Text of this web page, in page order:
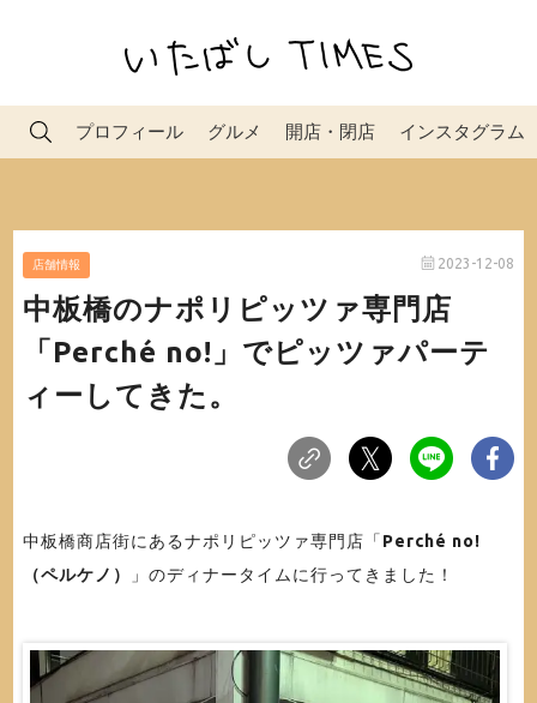
プロフィール グルメ 開店・閉店 インスタグラム
店舗情報 2023-12-08
中板橋のナポリピッツァ専門店
「Perché no!」でピッツァパーテ
ィーしてきた。
中板橋商店街にあるナポリピッツァ専門店「 Perché no!
（ペルケノ）
」のディナータイムに行ってきました！